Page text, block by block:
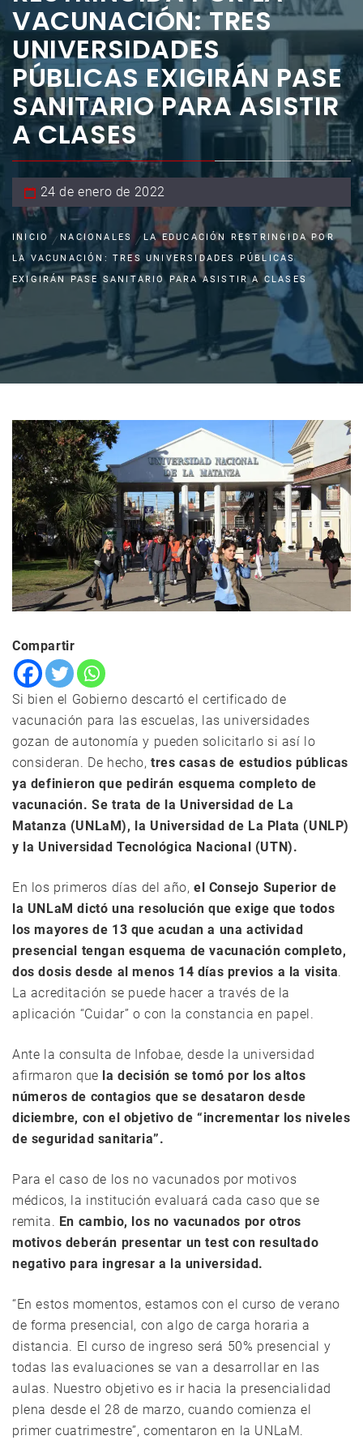
VACUNACIÓN: TRES
UNIVERSIDADES
PÚBLICAS EXIGIRÁN PASE
SANITARIO PARA ASISTIR
A CLASES
24 de enero de 2022
INICIO NACIONALES
LA EDUCACIÓN RESTRINGIDA POR
LA VACUNACIÓN: TRES UNIVERSIDADES PÚBLICAS
EXIGIRÁN PASE SANITARIO PARA ASISTIR A CLASES
Compartir
Si bien el Gobierno descartó el certificado de
vacunación para las escuelas, las universidades
gozan de autonomía y pueden solicitarlo si así lo
consideran. De hecho,tres casas de estudios públicas
ya definieron que pedirán esquema completo de
vacunación. Se trata de la Universidad de La
Matanza (UNLaM), la Universidad de La Plata (UNLP)
y la Universidad Tecnológica Nacional (UTN).
En los primeros días del año, el Consejo Superior de
la UNLaM dictó una resolución que exige que todos
los mayores de 13 que acudan a una actividad
presencial tengan esquema de vacunación completo,
dos dosis desde al menos 14 días previos a la visita.
La acreditación se puede hacer a través de la
aplicación “Cuidar” o con la constancia en papel.
Ante la consulta de Infobae, desde la universidad
afirmaron que la decisión se tomó por los altos
números de contagios que se desataron desde
diciembre, con el objetivo de “incrementar los niveles
de seguridad sanitaria”.
Para el caso de los no vacunados por motivos
médicos, la institución evaluará cada caso que se
remita. En cambio, los no vacunados por otros
motivos deberán presentar un test con resultado
negativo para ingresar a la universidad.
“En estos momentos, estamos con el curso de verano
de forma presencial, con algo de carga horaria a
distancia. El curso de ingreso será 50% presencial y
todas las evaluaciones se van a desarrollar en las
aulas. Nuestro objetivo es ir hacia la presencialidad
plena desde el 28 de marzo, cuando comienza el
primer cuatrimestre”, comentaron en la UNLaM.